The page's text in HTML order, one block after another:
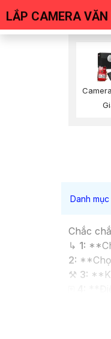
LẮP CAMERA VĂN
Chắc
↳ 1:
2:
⚒ 3: